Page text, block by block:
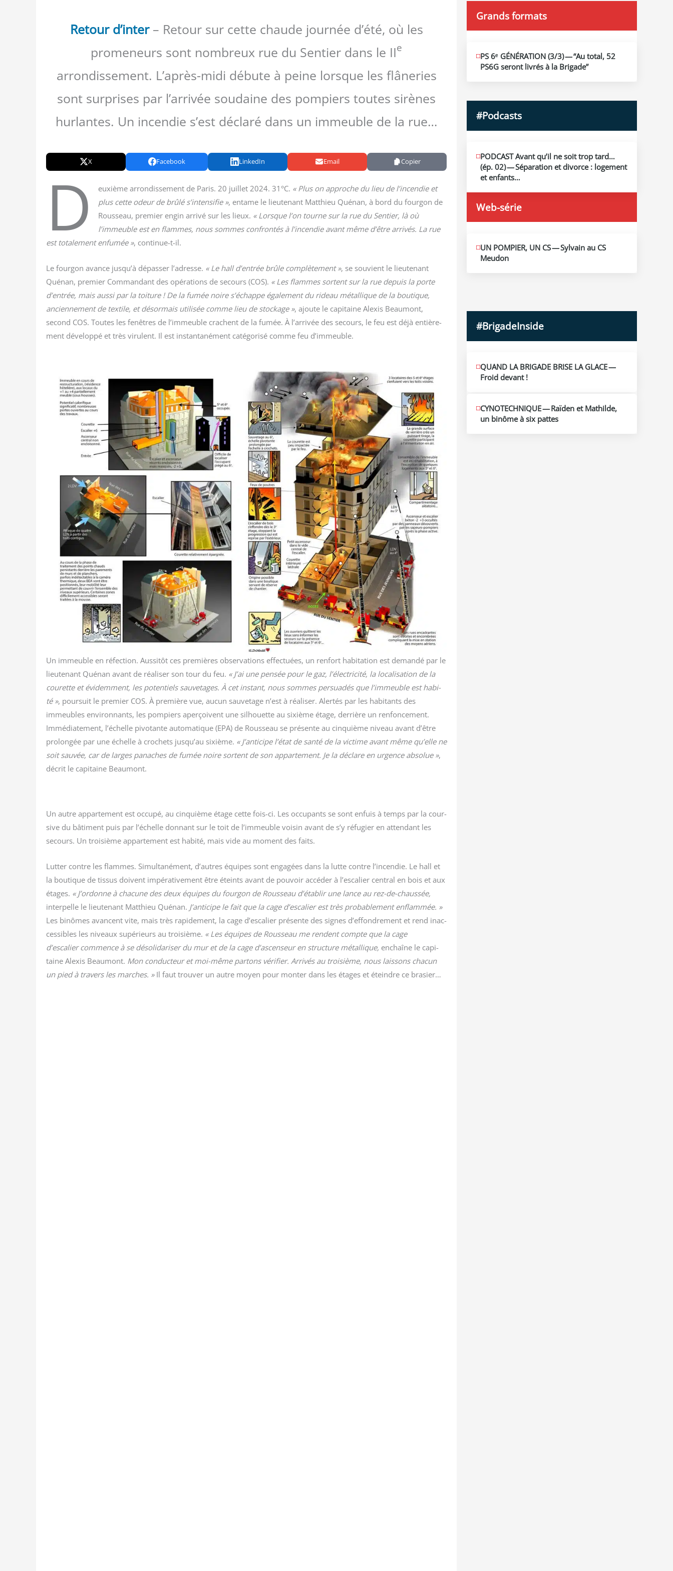
Retour d’inter– Retour sur cette chaude journée d’été, où les
promeneurs sont nombreux rue du Sentier dans le IIe
arrondissement. L’après-midi débute à peine lorsque les flâneries
sont surprises par l’arrivée soudaine des pompiers toutes sirènes
hurlantes. Un incendie s’est déclaré dans un immeuble de la rue…
X Facebook LinkedIn Email Copier
D euxième arron­dis­se­ment de Paris. 20 juillet 2024. 31°C. « Plus on approche du lieu de l’incendie et
plus cette odeur de brû­lé s’intensifie », entame le lieu­te­nant Mat­thieu Qué­nan, à bord du four­gon de
Rous­seau, pre­mier engin arri­vé sur les lieux. « Lorsque l’on tourne sur la rue du Sen­tier, là où
l’immeuble est en flammes, nous sommes confron­tés à l’incendie avant même d’être arri­vés. La rue
est tota­le­ment enfu­mée », conti­nue-t-il.
Le four­gon avance jusqu’à dépas­ser l’adresse. « Le hall d’entrée brûle com­plè­te­ment », se sou­vient le lieu­te­nant
Qué­nan, pre­mier Com­man­dant des opé­ra­tions de secours (COS). « Les flammes sortent sur la rue depuis la porte
d’entrée, mais aus­si par la toi­ture ! De la fumée noire s’échappe éga­le­ment du rideau métal­lique de la bou­tique,
ancien­ne­ment de tex­tile, et désor­mais uti­li­sée comme lieu de sto­ckage », ajoute le capi­taine Alexis Beau­mont,
second COS. Toutes les fenêtres de l’immeuble crachent de la fumée. À l’arrivée des secours, le feu est déjà entiè­re­
ment déve­lop­pé et très viru­lent. Il est ins­tan­ta­né­ment caté­go­ri­sé comme feu d’immeuble.
Un immeuble en réfec­tion. Aus­si­tôt ces pre­mières obser­va­tions effec­tuées, un ren­fort habi­ta­tion est deman­dé par le
lieu­te­nant Qué­nan avant de réa­li­ser son tour du feu. « J’ai une pen­sée pour le gaz, l’électricité, la loca­li­sa­tion de la
cou­rette et évi­dem­ment, les poten­tiels sau­ve­tages. À cet ins­tant, nous sommes per­sua­dés que l’immeuble est habi­
té », pour­suit le pre­mier COS. À pre­mière vue, aucun sau­ve­tage n’est à réa­li­ser. Aler­tés par les habi­tants des
immeubles envi­ron­nants, les pom­piers aper­çoivent une sil­houette au sixième étage, der­rière un ren­fon­ce­ment.
Immé­dia­te­ment, l’échelle pivo­tante auto­ma­tique (EPA) de Rous­seau se pré­sente au cin­quième niveau avant d’être
pro­lon­gée par une échelle à cro­chets jusqu’au sixième. « J’anticipe l’état de san­té de la vic­time avant même qu’elle ne
soit sau­vée, car de larges panaches de fumée noire sortent de son appar­te­ment. Je la déclare en urgence abso­lue »,
décrit le capi­taine Beaumont.
Un autre appar­te­ment est occu­pé, au cin­quième étage cette fois-ci. Les occu­pants se sont enfuis à temps par la cour­
sive du bâti­ment puis par l’échelle don­nant sur le toit de l’immeuble voi­sin avant de s’y réfu­gier en atten­dant les
secours. Un troi­sième appar­te­ment est habi­té, mais vide au moment des faits.
Lut­ter contre les flammes. Simul­ta­né­ment, d’autres équipes sont enga­gées dans la lutte contre l’incendie. Le hall et
la bou­tique de tis­sus doivent impé­ra­ti­ve­ment être éteints avant de pou­voir accé­der à l’escalier cen­tral en bois et aux
étages. « J’ordonne à cha­cune des deux équipes du four­gon de Rous­seau d’établir une lance au rez-de-chaus­sée,
inter­pelle le lieu­te­nant Mat­thieu Qué­nan. J’anticipe le fait que la cage d’escalier est très pro­ba­ble­ment enflam­mée. »
Les binômes avancent vite, mais très rapi­de­ment, la cage d’escalier pré­sente des signes d’effondrement et rend inac­
ces­sibles les niveaux supé­rieurs au troi­sième. « Les équipes de Rous­seau me rendent compte que la cage
d’escalier com­mence à se déso­li­da­ri­ser du mur et de la cage d’ascenseur en struc­ture métal­lique, enchaîne le capi­
taine Alexis Beau­mont. Mon conduc­teur et moi-même par­tons véri­fier. Arri­vés au troi­sième, nous lais­sons cha­cun
un pied à tra­vers les marches. »Il faut trou­ver un autre moyen pour mon­ter dans les étages et éteindre ce brasier…
Grands formats
JUIN
19
2026
PS 6ᵉ GÉNÉRATION (3/​3) — “Au total, 52
PS6G seront livrés à la Brigade”
#Podcasts
MAI
13
2026
PODCAST Avant qu’il ne soit trop tard…
(ép. 02) — Séparation et divorce : logement
et enfants…
Web-série
MAI
10
2026
UN POMPIER, UN CS — Sylvain au CS
Meudon
#BrigadeInside
QUAND LA BRIGADE BRISE LA GLACE —
Froid devant !
CYNOTECHNIQUE — Raïden et Mathilde,
un binôme à six pattes